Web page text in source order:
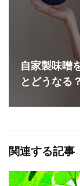
自家製味噌
とどうなる？
関連する記事